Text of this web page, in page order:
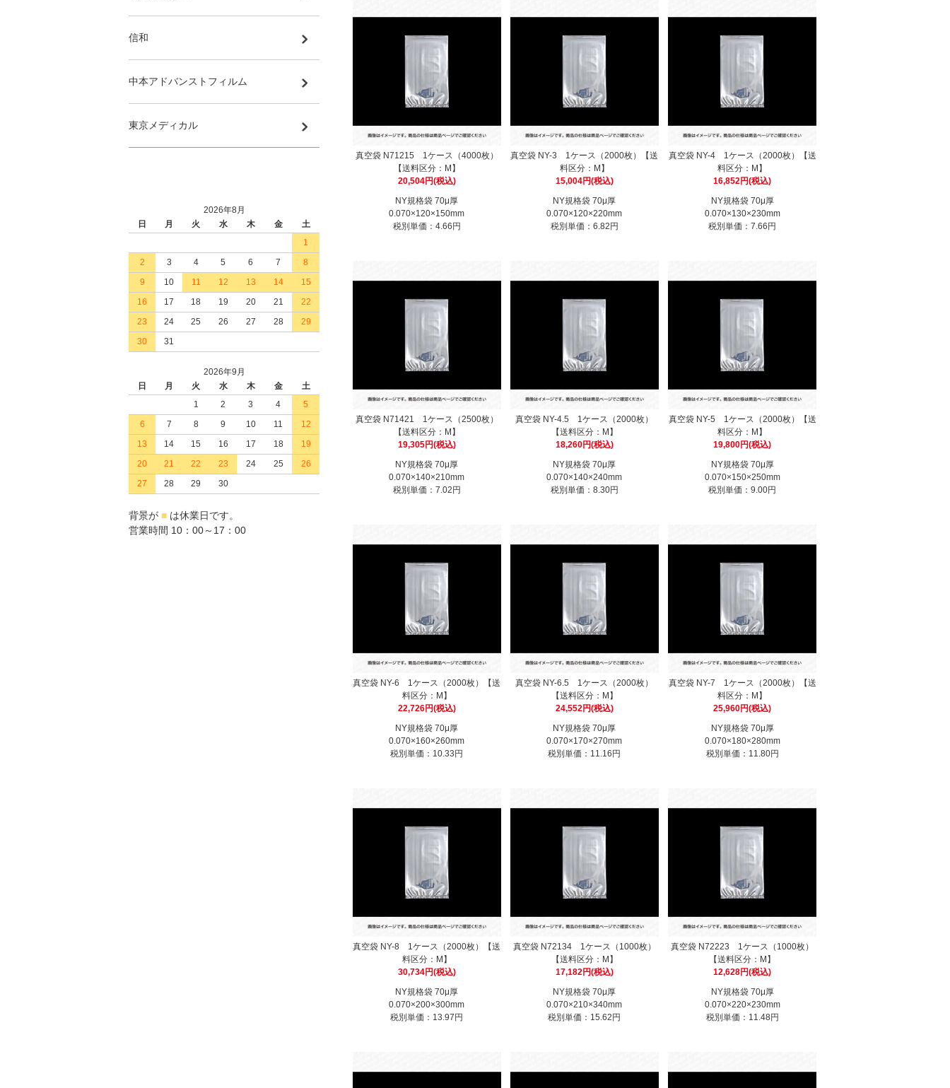
真空袋 N71215 1ケース（4000枚）
【送料区分：M】
20,504円(税込)
NY規格袋 70μ厚
0.070×120×150mm
税別単価：4.66円
真空袋 NY-3 1ケース（2000枚）【送
料区分：M】
15,004円(税込)
NY規格袋 70μ厚
0.070×120×220mm
税別単価：6.82円
真空袋 NY-4 1ケース（2000枚）【送
料区分：M】
16,852円(税込)
NY規格袋 70μ厚
0.070×130×230mm
税別単価：7.66円
真空袋 N71421 1ケース（2500枚）
【送料区分：M】
19,305円(税込)
NY規格袋 70μ厚
0.070×140×210mm
税別単価：7.02円
真空袋 NY-4.5 1ケース（2000枚）
【送料区分：M】
18,260円(税込)
NY規格袋 70μ厚
0.070×140×240mm
税別単価：8.30円
真空袋 NY-5 1ケース（2000枚）【送
料区分：M】
19,800円(税込)
NY規格袋 70μ厚
0.070×150×250mm
税別単価：9.00円
真空袋 NY-6 1ケース（2000枚）【送
料区分：M】
22,726円(税込)
NY規格袋 70μ厚
0.070×160×260mm
税別単価：10.33円
真空袋 NY-6.5 1ケース（2000枚）
【送料区分：M】
24,552円(税込)
NY規格袋 70μ厚
0.070×170×270mm
税別単価：11.16円
真空袋 NY-7 1ケース（2000枚）【送
料区分：M】
25,960円(税込)
NY規格袋 70μ厚
0.070×180×280mm
税別単価：11.80円
真空袋 NY-8 1ケース（2000枚）【送
料区分：M】
30,734円(税込)
NY規格袋 70μ厚
0.070×200×300mm
税別単価：13.97円
真空袋 N72134 1ケース（1000枚）
【送料区分：M】
17,182円(税込)
NY規格袋 70μ厚
0.070×210×340mm
税別単価：15.62円
真空袋 N72223 1ケース（1000枚）
【送料区分：M】
12,628円(税込)
NY規格袋 70μ厚
0.070×220×230mm
税別単価：11.48円
信和
中本アドバンストフィルム
東京メディカル
2026年8月
日
月 火 水 木 金
土
1
2
3 4 5 6 7
8
9
10 11 12 13 14
15
16
17 18 19 20 21
22
23
24 25 26 27 28
29
30
31
2026年9月
日
月 火 水 木 金
土
1
2 3 4
5
6
7 8 9 10 11
12
13
14 15 16 17 18
19
20
21 22 23 24 25
26
27
28 29 30
背景が ■ は休業日です。
営業時間 10：00～17：00